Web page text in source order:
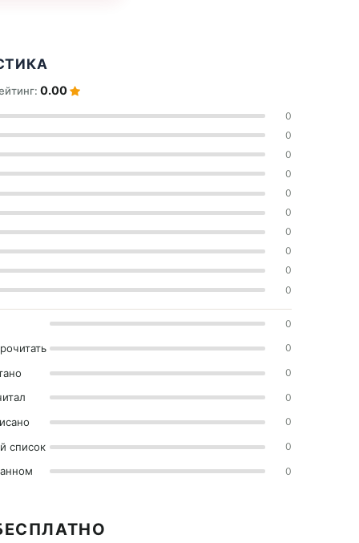
0.00
0
0
0
0
0
0
0
0
0
0
0
0
0
0
0
список 0
0